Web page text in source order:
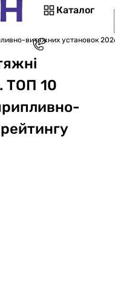
Каталог
витяжних установок
ТОП 10